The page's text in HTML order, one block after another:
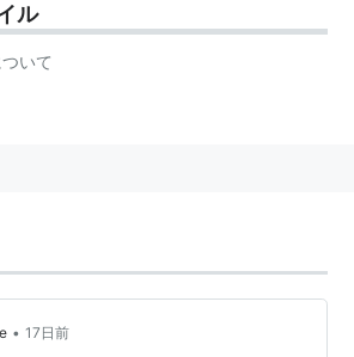
ル
いて
• 17日前